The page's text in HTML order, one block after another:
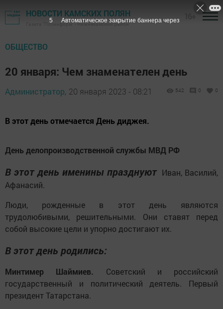
НОВОСТИ КАМСКИХ ПОЛЯН
Газета "Посинформ" - Нижнекамский район
ОБЩЕСТВО
20 января: Чем знаменателен день
Администратор, 20 января 2023 - 08:21 542 0 0
В этот день отмечается День диджея.
День делопроизводственной службы МВД РФ
В этот день именины празднуютИван, Василий,
Афанасий.
Люди, рожденные в этот день являются
трудолюбивыми, решительными. Они ставят перед
собой высокие цели и упорно достигают их.
В этот день родились:
Минтимер Шаймиев. Советский и российский
государственный и политический деятель. Первый
президент Татарстана.
3 Автоматическое закрытие баннера через